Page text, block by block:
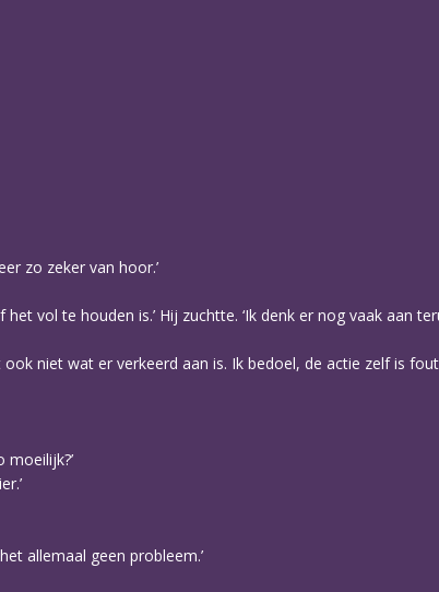
zo zeker van hoor.’
vol te houden is.’ Hij zuchtte. ‘Ik denk er nog vaak aan
niet wat er verkeerd aan is. Ik bedoel, de actie zelf is
allemaal geen probleem.’